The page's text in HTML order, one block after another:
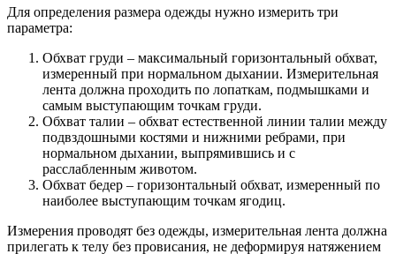
Для определения размера одежды нужно измерить три
параметра:
Обхват груди – максимальный горизонтальный обхват,
измеренный при нормальном дыхании. Измерительная
лента должна проходить по лопаткам, подмышками и
самым выступающим точкам груди.
Обхват талии – обхват естественной линии талии между
подвздошными костями и нижними ребрами, при
нормальном дыхании, выпрямившись и с
расслабленным животом.
Обхват бедер – горизонтальный обхват, измеренный по
наиболее выступающим точкам ягодиц.
Измерения проводят без одежды, измерительная лента должна
прилегать к телу без провисания, не деформируя натяжением